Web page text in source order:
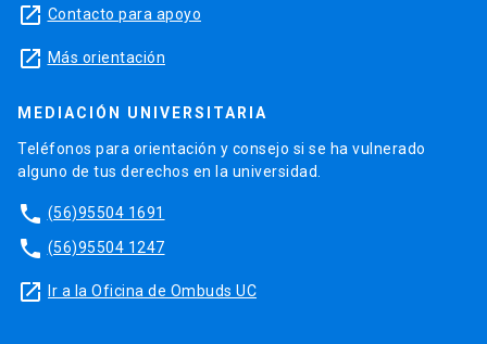
launch Contacto para apoyo
launch Más orientación
MEDIACIÓN UNIVERSITARIA
Teléfonos para orientación y consejo si se ha vulnerado
alguno de tus derechos en la universidad.
phone (56)95504 1691
phone (56)95504 1247
launch Ir a la Oficina de Ombuds UC